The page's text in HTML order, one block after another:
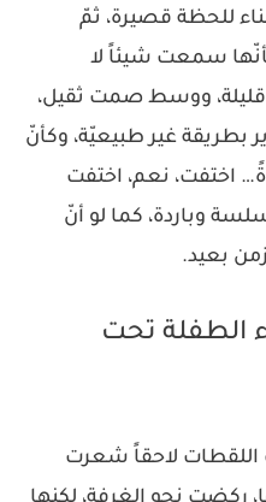
للحظة قصيرة، ثمّ
سمعت شيئاً لا
قليلة، ووسط صمت ثقيل،
بطريقة غير طبيعيّة، وكأنّ
اختفت، نعم، اختفت
وباردة، كما لو أنّ
بعيد.
الطفلة تحت
اللقطات لاحقاً شعرت